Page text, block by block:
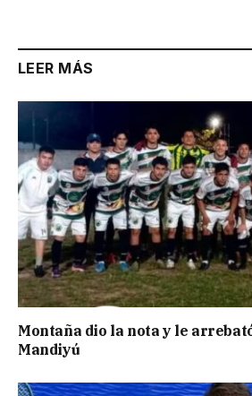
LEER MÁS
Montaña dio la nota y le
Mandiyú